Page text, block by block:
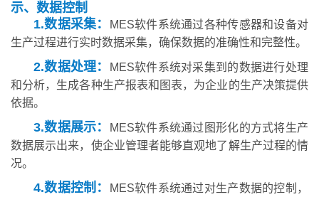
示、数据控制
1.数据采集：
MES软件系统通过各种传感器和设备对
生产过程进行实时数据采集，确保数据的准确性和完整性。
2.数据处理：
MES软件系统对采集到的数据进行处理
和分析，生成各种生产报表和图表，为企业的生产决策提供
依据。
3.数据展示：
MES软件系统通过图形化的方式将生产
数据展示出来，使企业管理者能够直观地了解生产过程的情
况。
4.数据控制：
MES软件系统通过对生产数据的控制，